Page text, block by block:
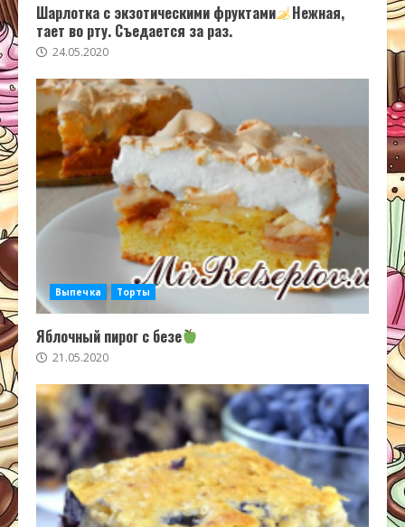
Шарлотка с экзотическими фруктами
Нежная,
тает во рту. Съедается за раз.
24.05.2020
Выпечка Торты
Яблочный пирог с безе
21.05.2020